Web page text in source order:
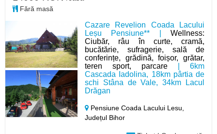
Cazare Revelion Coada Lacului
Leșu Pensiune** | Wellness:
Ciubăr, râu în curte, cramă,
bucătărie, sufragerie, sală de
conferințe, grădină, foișor, grătar,
teren sport, parcare | 6km
Cascada Iadolina, 18km pârtia de
schi Stâna de Vale, 34km Lacul
Drăgan
Pensiune Coada Lacului Lesu,
Județul Bihor
Fără masă